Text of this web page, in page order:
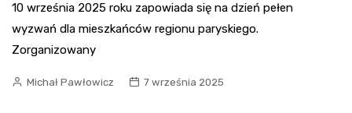
10 września 2025 roku zapowiada się na dzień pełen
wyzwań dla mieszkańców regionu paryskiego.
Zorganizowany
Michał Pawłowicz 7 września 2025